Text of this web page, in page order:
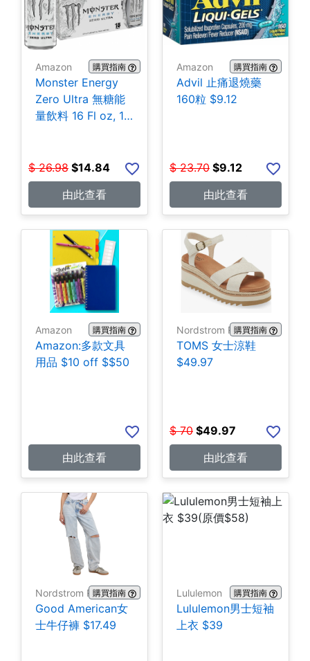
Amazon 購買指南
Monster Energy
Zero Ultra 無糖能
量飲料 16 Fl oz, 15
$ 26.98 $14.84
由此查看
Amazon 購買指南
Advil 止痛退燒藥
160粒 $9.12
$ 23.70 $9.12
由此查看
Amazon 購買指南
Amazon:多款文具
用品 $10 off $$50
由此查看
Nordstrom Rack購買指南
TOMS 女士涼鞋
$49.97
$ 70 $49.97
由此查看
Nordstrom Rack購買指南
Good American女
士牛仔褲 $17.49
Lululemon 購買指南
Lululemon男士短袖
上衣 $39